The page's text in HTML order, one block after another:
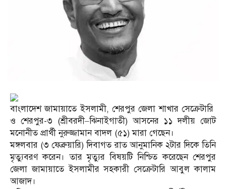
বাংলাদেশ জামায়াতে ইসলামী, শেরপুর জেলা শাখার সেক্রেটারি
ও শেরপুর-৩ (শ্রীবরদী–ঝিনাইগাতী) আসনের ১১ দলীয় জোট
মনোনীত প্রার্থী নুরুজ্জামান বাদল (৫১) মারা গেছেন।
মঙ্গলবার (৩ ফেব্রুয়ারি) দিবাগত রাত আনুমানিক ২টার দিকে তিনি
মৃত্যুবরণ করেন। তার মৃত্যুর বিষয়টি নিশ্চিত করেছেন শেরপুর
জেলা জামায়াতে ইসলামীর সহকারী সেক্রেটারি আবুল কালাম
আজাদ।